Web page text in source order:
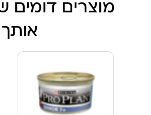
מוצרים דומים
אותך